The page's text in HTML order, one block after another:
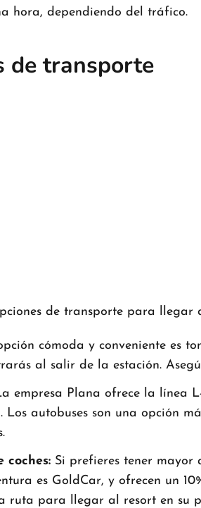
hora, dependiendo del tráfico.
de transporte
de transporte para llegar
cómoda y conveniente es
al salir de la estación.
empresa Plana ofrece la línea
Los autobuses son una opción
coches: Si prefieres tener
es GoldCar, y ofrecen un
ruta para llegar al resort en su